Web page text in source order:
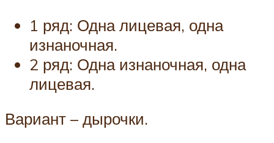
1 ряд: Одна лицевая, одна
изнаночная.
2 ряд: Одна изнаночная, одна
лицевая.
Вариант – дырочки.